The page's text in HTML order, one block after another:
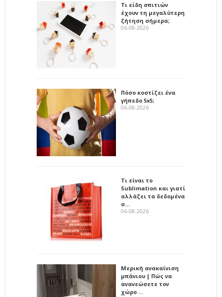
Τι είδη σπιτιών
έχουν τη μεγαλύτερη
ζήτηση σήμερα;
06-08-2026
Πόσο κοστίζει ένα
γήπεδο 5x5;
06-08-2026
Τι είναι το
Sublimation και γιατί
αλλάζει τα δεδομένα
σ…
06-08-2026
Μερική ανακαίνιση
μπάνιου | Πώς να
ανανεώσετε τον
χώρο …